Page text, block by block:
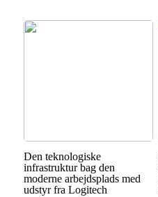
Den teknologiske
infrastruktur bag den
moderne arbejdsplads med
udstyr fra Logitech